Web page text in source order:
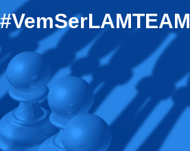
#VemSerLAMTEAM